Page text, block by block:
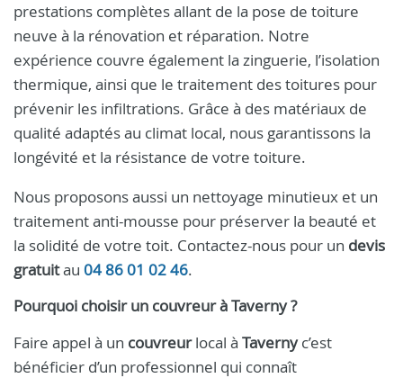
prestations complètes allant de la pose de toiture
neuve à la rénovation et réparation. Notre
expérience couvre également la zinguerie, l’isolation
thermique, ainsi que le traitement des toitures pour
prévenir les infiltrations. Grâce à des matériaux de
qualité adaptés au climat local, nous garantissons la
longévité et la résistance de votre toiture.
Nous proposons aussi un nettoyage minutieux et un
traitement anti-mousse pour préserver la beauté et
la solidité de votre toit. Contactez-nous pour un devis
gratuitau 04 86 01 02 46.
Pourquoi choisir un couvreuràTaverny?
Faire appel à un couvreurlocal à Tavernyc’est
bénéficier d’un professionnel qui connaît